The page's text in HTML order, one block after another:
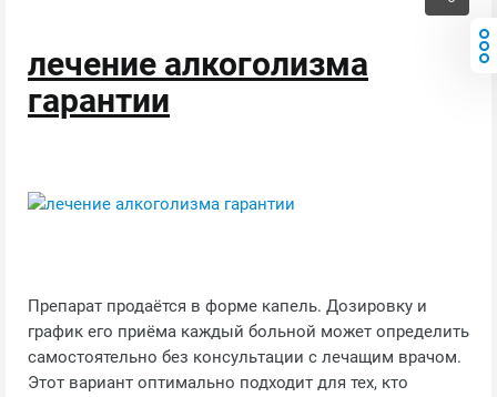
лечение алкоголизма
гарантии
Препарат продаётся в форме капель. Дозировку и
график его приёма каждый больной может определить
самостоятельно без консультации с лечащим врачом.
Этот вариант оптимально подходит для тех, кто